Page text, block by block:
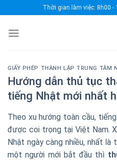
to
content
Thời gian làm việc: 8h00
GIẤY PHÉP THÀNH LẬP TRUNG TÂM
Hướng dẫn thủ tục
tiếng Nhật mới nhất
Theo xu hướng toàn cầu,
được coi trọng tại Việt Nam.
Nhật ngày càng nhiều, nhất là
một người mới bắt đầu thì